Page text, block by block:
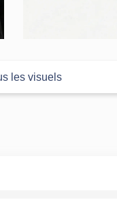
les visuels